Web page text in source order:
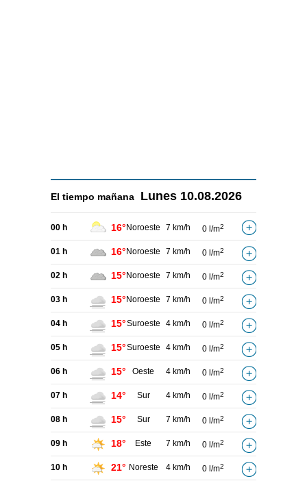
El tiempo mañana Lunes 10.08.2026
00 h 16° Noroeste 7 km/h 0 l/m2
01 h 16° Noroeste 7 km/h 0 l/m2
02 h 15° Noroeste 7 km/h 0 l/m2
03 h 15° Noroeste 7 km/h 0 l/m2
04 h 15°Suroeste 4 km/h 0 l/m2
05 h 15°Suroeste 4 km/h 0 l/m2
06 h 15° Oeste 4 km/h 0 l/m2
07 h 14° Sur 4 km/h 0 l/m2
08 h 15° Sur 7 km/h 0 l/m2
09 h 18° Este 7 km/h 0 l/m2
10 h 21° Noreste 4 km/h 0 l/m2